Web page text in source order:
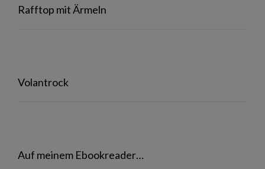
Rafftop mit Ärmeln
Volantrock
Auf meinem Ebookreader…